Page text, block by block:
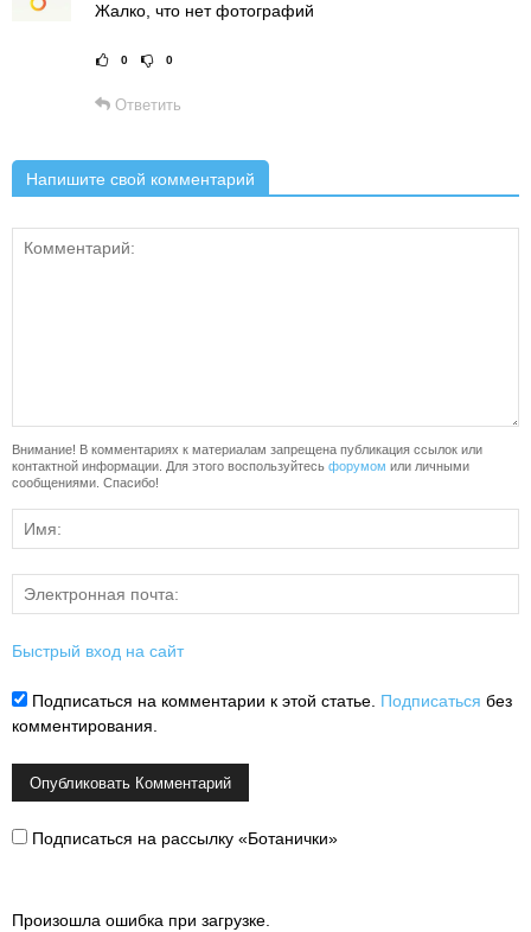
Жалко, что нет фотографий
Рейтинг статьи:
0 0
Ответить
Напишите свой комментарий
Внимание! В комментариях к материалам запрещена публикация ссылок или
контактной информации. Для этого воспользуйтесь форумом или личными
сообщениями. Спасибо!
Быстрый вход на сайт
Подписаться на комментарии к этой статье. Подписаться без
комментирования.
Подписаться на рассылку «Ботанички»
Произошла ошибка при загрузке.